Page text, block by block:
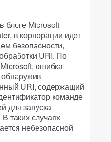
блоге Microsoft
в корпорации идет
безопасности,
URI. По
ошибка
обнаружив
URI, содержащий
команде
для запуска
таких случаях
небезопасной.